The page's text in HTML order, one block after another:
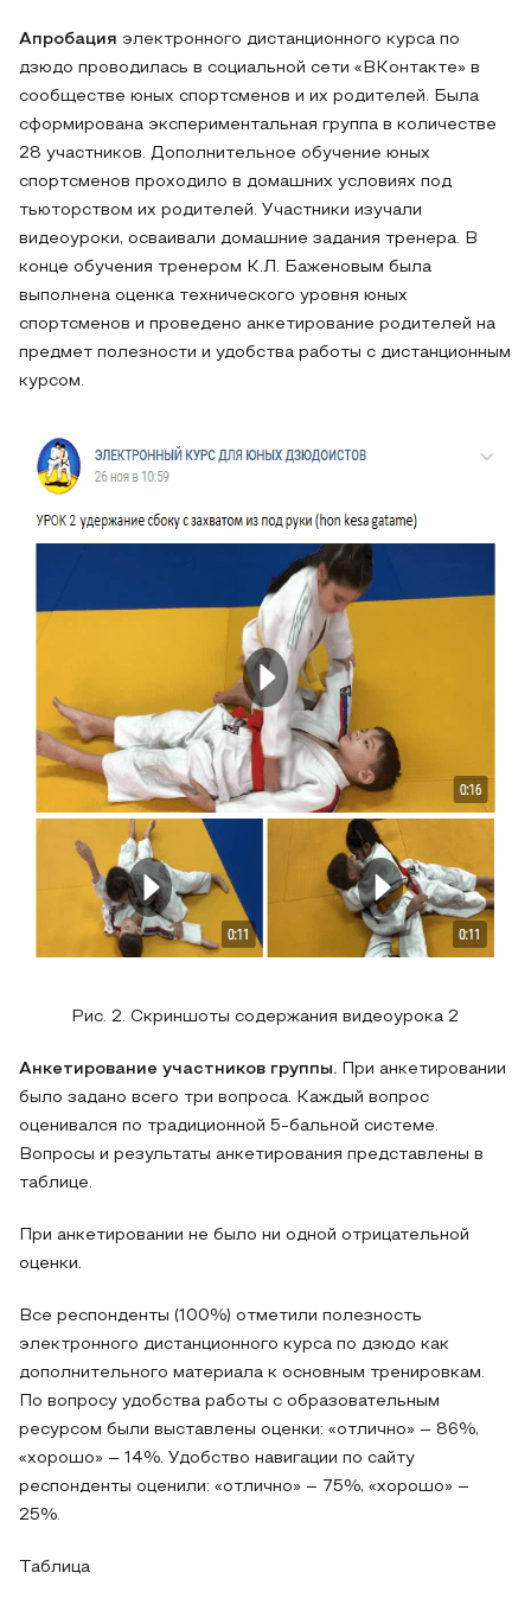
Апробация электронного дистанционного курса по
дзюдо проводилась в социальной сети «ВКонтакте» в
сообществе юных спортсменов и их родителей. Была
сформирована экспериментальная группа в количестве
28 участников. Дополнительное обучение юных
спортсменов проходило в домашних условиях под
тьюторством их родителей. Участники изучали
видеоуроки, осваивали домашние задания тренера. В
конце обучения тренером К.Л. Баженовым была
выполнена оценка технического уровня юных
спортсменов и проведено анкетирование родителей на
предмет полезности и удобства работы с дистанционным
курсом.
Рис. 2. Скриншоты содержания видеоурока 2
Анкетирование участников группы. При анкетировании
было задано всего три вопроса. Каждый вопрос
оценивался по традиционной 5-бальной системе.
Вопросы и результаты анкетирования представлены в
таблице.
При анкетировании не было ни одной отрицательной
оценки.
Все респонденты (100%) отметили полезность
электронного дистанционного курса по дзюдо как
дополнительного материала к основным тренировкам.
По вопросу удобства работы с образовательным
ресурсом были выставлены оценки: «отлично» – 86%,
«хорошо» – 14%. Удобство навигации по сайту
респонденты оценили: «отлично» – 75%, «хорошо» –
25%.
Таблица